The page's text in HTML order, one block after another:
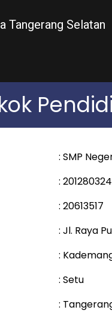
Tangerang Selatan
: SMP
:
: 20613517
: Jl. Raya
:
: Setu
: